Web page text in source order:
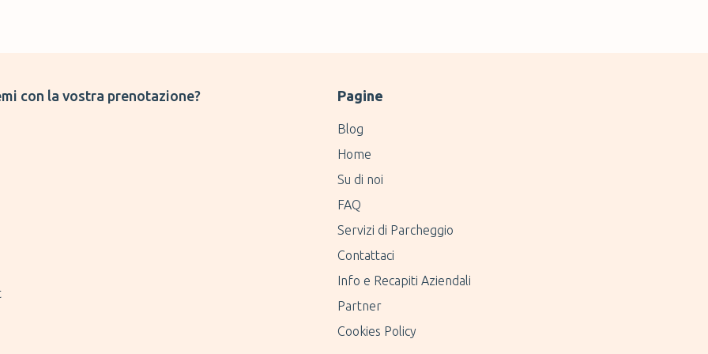
con la vostra prenotazione? Pagine
Blog
Home
Su di noi
FAQ
Servizi di Parcheggio
Contattaci
Info e Recapiti Aziendali
Partner
Cookies Policy